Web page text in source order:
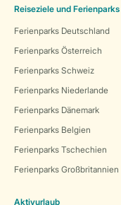
Reiseziele und Ferienparks
Ferienparks Deutschland
Ferienparks Österreich
Ferienparks Schweiz
Ferienparks Niederlande
Ferienparks Dänemark
Ferienparks Belgien
Ferienparks Tschechien
Ferienparks Großbritannien
Aktivurlaub